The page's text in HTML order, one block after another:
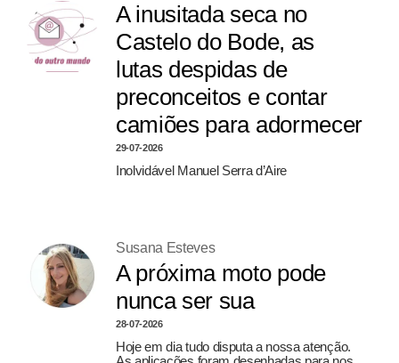
A inusitada seca no
Castelo do Bode, as
lutas despidas de
preconceitos e contar
camiões para adormecer
29-07-2026
Inolvidável Manuel Serra d’Aire
Susana Esteves
A próxima moto pode
nunca ser sua
28-07-2026
Hoje em dia tudo disputa a nossa atenção.